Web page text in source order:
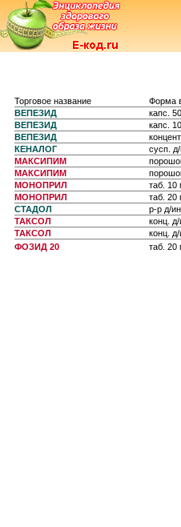
Торговое название
Форма
ВЕПЕЗИД
капс.
ВЕПЕЗИД
капс.
ВЕПЕЗИД
КЕНАЛОГ
сусп.
МАКСИПИМ
МАКСИПИМ
МОНОПРИЛ
таб. 10
МОНОПРИЛ
таб. 20
СТАДОЛ
р-р д/
ТАКСОЛ
конц.
ТАКСОЛ
конц.
ФОЗИД 20
таб. 20